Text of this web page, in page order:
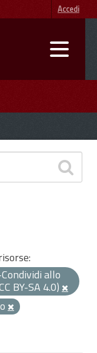
Accedi
allo
BY-SA 4.0)